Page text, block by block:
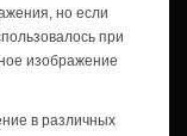
но если
при
изображение
в различных